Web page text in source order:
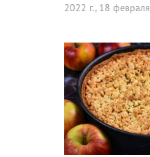
2022 г., 18 февраля